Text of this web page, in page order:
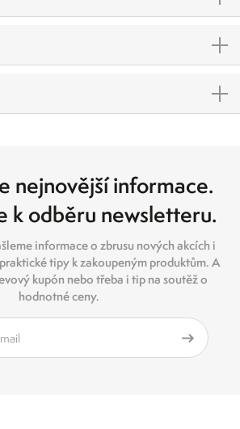
nejnovější informace.
k odběru newsletteru.
informace o zbrusu nových akcích i
tipy k zakoupeným produktům. A
kupón nebo třeba i tip na soutěž o
hodnotné ceny.